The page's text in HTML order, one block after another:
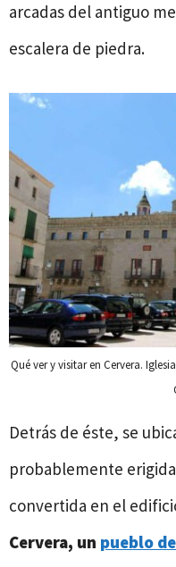
arcadas del antiguo
escalera de piedra.
Qué ver y visitar en Cervera.
Detrás de éste, se
probablemente
convertida en el
Cervera, un pueblo